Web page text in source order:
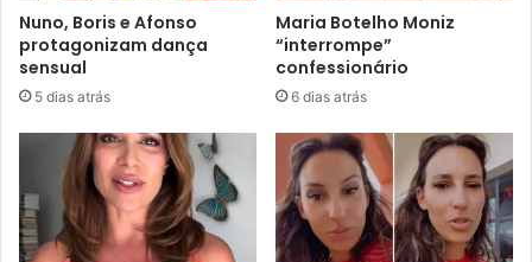
Nuno, Boris e Afonso
protagonizam dança
sensual
5 dias atrás
Maria Botelho Moniz
“interrompe”
confessionário
6 dias atrás